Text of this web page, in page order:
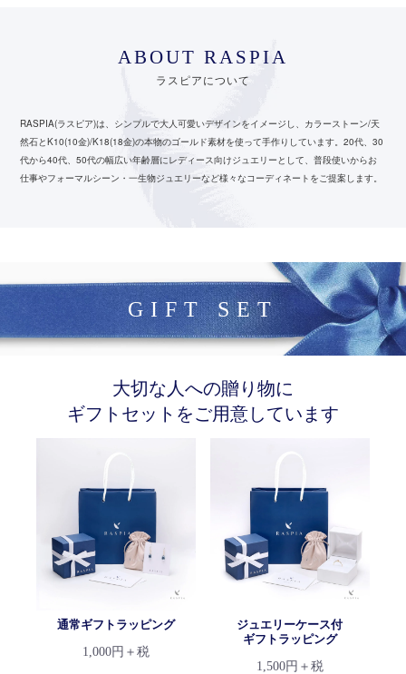
ABOUT RASPIA
ラスピアについて
RASPIA(ラスピア)は、シンプルで大人可愛いデザインをイメージし、カラーストーン/天
然石とK10(10金)/K18(18金)の本物のゴールド素材を使って手作りしています。20代、30
代から40代、50代の幅広い年齢層にレディース向けジュエリーとして、普段使いからお
仕事やフォーマルシーン・一生物ジュエリーなど様々なコーディネートをご提案します。
GIFT SET
大切な人への贈り物に
ギフトセットをご用意しています
通常ギフトラッピング
1,000円＋税
ジュエリーケース付
ギフトラッピング
1,500円＋税